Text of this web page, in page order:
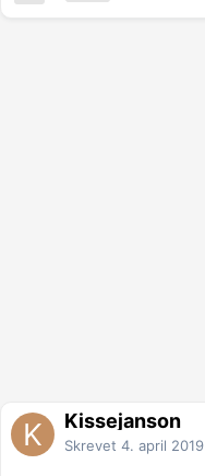
Kissejanson
Skrevet 4. april 2019